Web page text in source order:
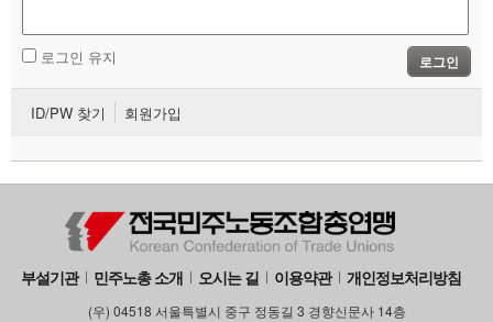
로그인 유지 로그인
ID/PW 찾기 회원가입
부설기관 민주노총 소개 오시는 길 이용약관 개인정보처리방침
(우) 04518 서울특별시 중구 정동길 3 경향신문사 14층
- 전국 노동상담소 안내
자료
부설기관